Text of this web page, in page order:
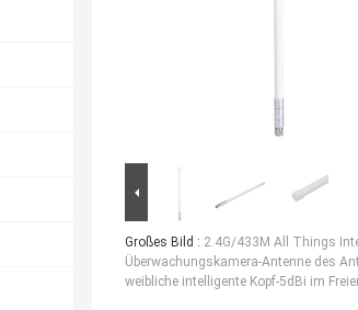
Großes Bild : 2.4G/433M All Things
Überwachungskamera-Antenne des
weibliche intelligente Kopf-5dBi im